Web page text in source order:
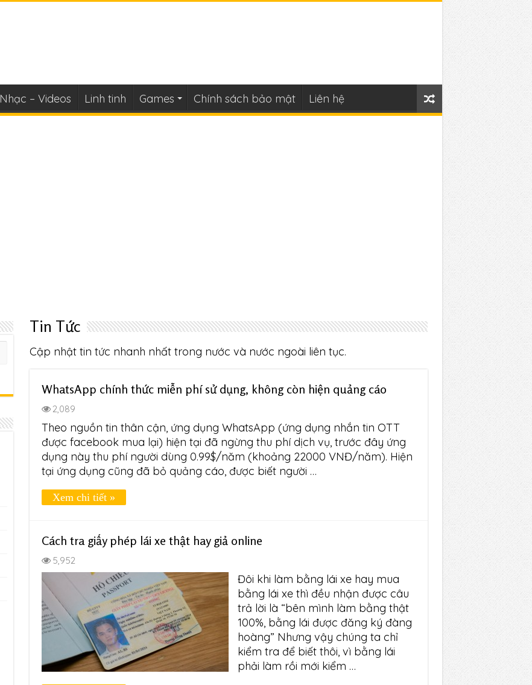
Nhạc – Videos Linh tinh Games Chính sách bảo mật Liên hệ
Tin Tức
Cập nhật tin tức nhanh nhất trong nước và nước ngoài liên tục.
WhatsApp chính thức miễn phí sử dụng, không còn hiện quảng cáo
2,089
Theo nguồn tin thân cận, ứng dụng WhatsApp (ứng dụng nhắn tin OTT
được facebook mua lại) hiện tại đã ngừng thu phí dịch vụ, trước đây ứng
dụng này thu phí người dùng 0.99$/năm (khoảng 22000 VNĐ/năm). Hiện
tại ứng dụng cũng đã bỏ quảng cáo, được biết người …
Xem chi tiết »
Cách tra giấy phép lái xe thật hay giả online
5,952
Đôi khi làm bằng lái xe hay mua
bằng lái xe thì đều nhận được câu
trả lời là “bên mình làm bằng thật
100%, bằng lái được đăng ký đàng
hoàng” Nhưng vậy chúng ta chỉ
kiểm tra để biết thôi, vì bằng lái
phải làm rồi mới kiểm …